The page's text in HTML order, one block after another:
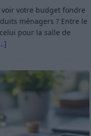
voir votre budget fondre
ménagers ? Entre le
pour la salle de